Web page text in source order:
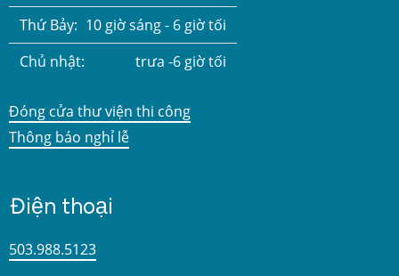
Thứ Bảy: 10 giờ sáng - 6 giờ tối
Chủ nhật:
trưa -6 giờ tối
Đóng cửa thư viện thi công
Thông báo nghỉ lễ
Điện thoại
503.988.5123